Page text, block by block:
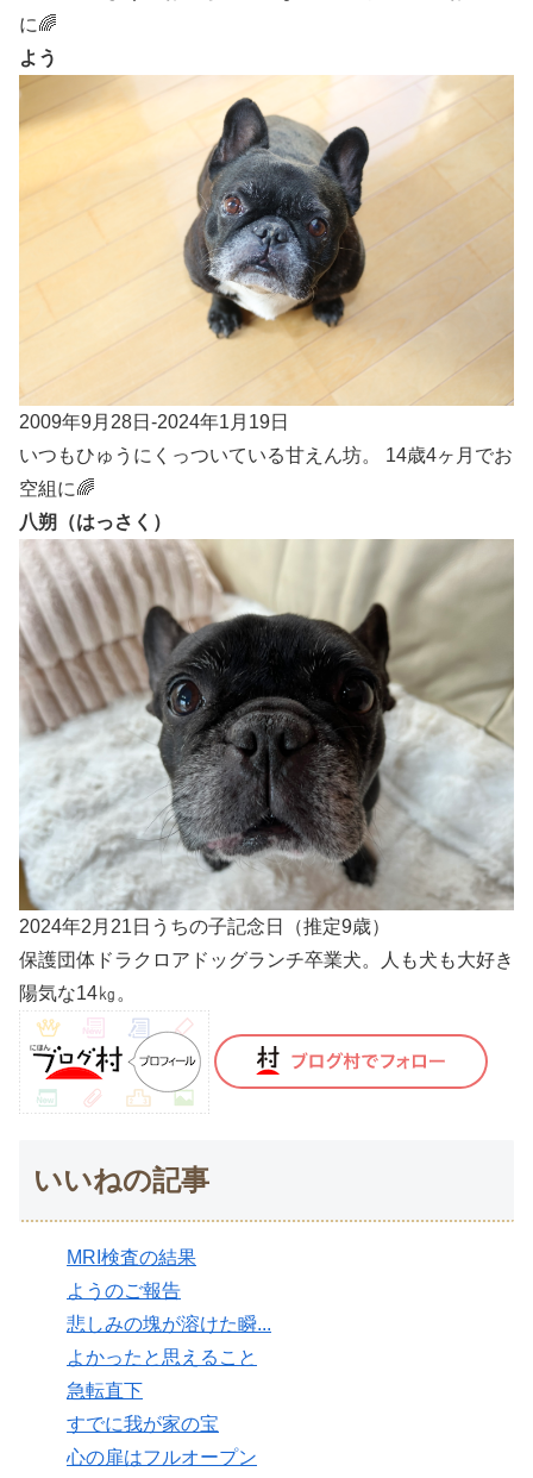
に🌈
よう
2009年9月28日-2024年1月19日
いつもひゅうにくっついている甘えん坊。 14歳4ヶ月でお
空組に🌈
八朔（はっさく）
2024年2月21日うちの子記念日（推定9歳）
保護団体ドラクロアドッグランチ卒業犬。人も犬も大好き
陽気な14㎏。
いいねの記事
MRI検査の結果
ようのご報告
悲しみの塊が溶けた瞬...
よかったと思えること
急転直下
すでに我が家の宝
心の扉はフルオープン